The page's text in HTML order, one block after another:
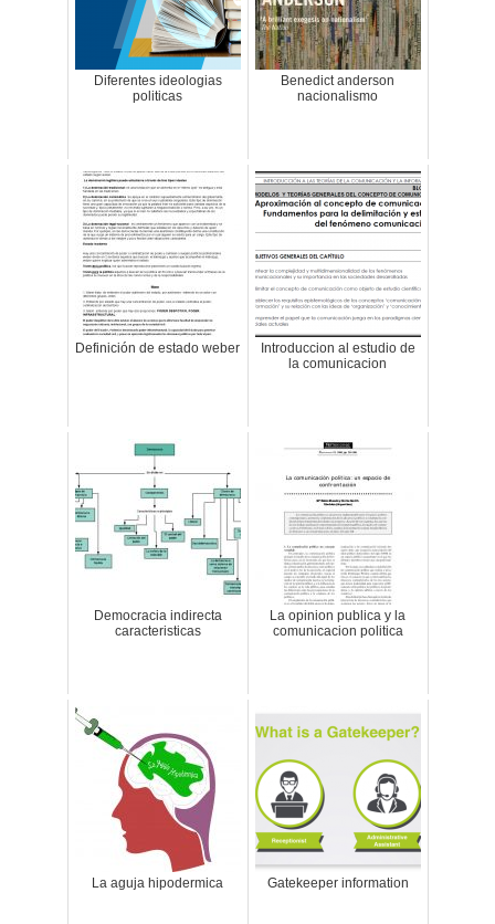
Diferentes ideologias
politicas
Benedict anderson
nacionalismo
Definición de estado weber
Introduccion al estudio de
la comunicacion
Democracia indirecta
caracteristicas
La opinion publica y la
comunicacion politica
La aguja hipodermica Gatekeeper information